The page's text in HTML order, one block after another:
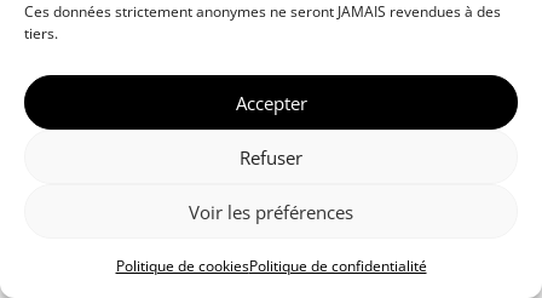
Ces données strictement anonymes ne seront JAMAIS revendues à des
tiers.
Accepter
Refuser
Voir les préférences
Politique de cookiesPolitique de confidentialité
musicale • Certifications professionnelles • Paris •